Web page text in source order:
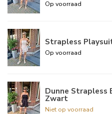
Op voorraad
Strapless
Op voorraad
Dunne Strapless
Zwart
Niet op voorraad